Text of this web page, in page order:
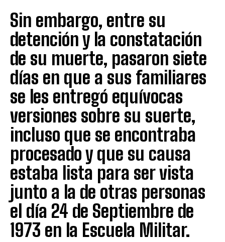
Sin embargo, entre su
detención y la constatación
de su muerte, pasaron siete
días en que a sus familiares
se les entregó equívocas
versiones sobre su suerte,
incluso que se encontraba
procesado y que su causa
estaba lista para ser vista
junto a la de otras personas
el día 24 de Septiembre de
1973 en la Escuela Militar.